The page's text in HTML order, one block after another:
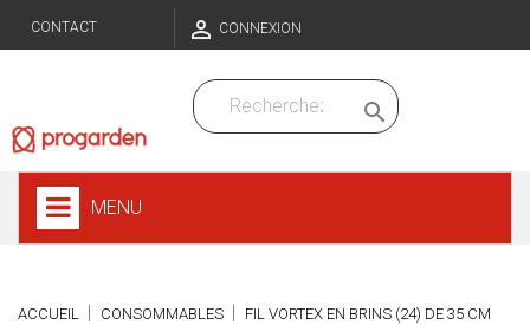
CONTACT  CONNEXION

MENU
ACCUEIL CONSOMMABLES FIL VORTEX EN BRINS (24) DE 35 CM